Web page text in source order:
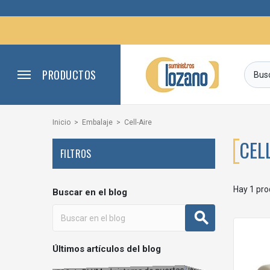
PRODUCTOS
Inicio Embalaje Cell-Aire
FILTROS
Buscar en el blog
Últimos artículos del blog
Hay 1